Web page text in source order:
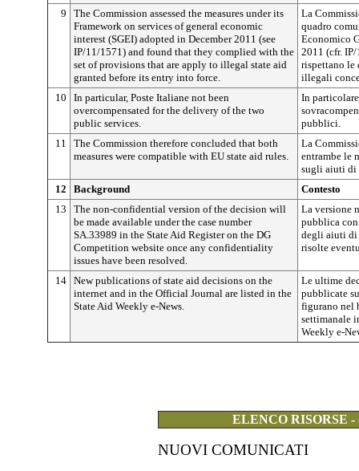
9
The Commission assessed the measures under its
Framework on services of general economic
interest (SGEI) adopted in December 2011 (see
IP/11/1571) and found that they complied with the
set of provisions that are apply to illegal state aid
granted before its entry into force.
La
quadro
Economico
2011 (cfr.
rispettano
illegali
10
In particular, Poste Italiane not been
overcompensated for the delivery of the two
public services.
In
pubblici.
11
The Commission therefore concluded that both
measures were compatible with EU state aid rules.
La
entrambe le
sugli aiuti di
12
Background
Contesto
13
The non-confidential version of the decision will
be made available under the case number
SA.33989 in the State Aid Register on the DG
Competition website once any confidentiality
issues have been resolved.
La versione
pubblica
degli aiuti di
risolte
14 New publications of state aid decisions on the
internet and in the Official Journal are listed in the
State Aid Weekly e-News.
Le ultime
pubblicate
figurano nel
settimanale
Weekly e-
ELENCO RISORSE
NUOVI COMUNICATI